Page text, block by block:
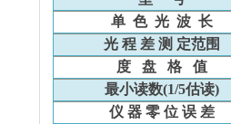
单 色 光 波 长
光 程 差 测 定范围
度
盘 格
值
最小读数(1/5估读)
仪 器 零 位 误 差